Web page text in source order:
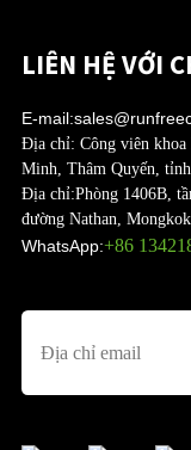
LIÊN HỆ VỚI
E-mail:
Địa chỉ: Công viên khoa
Minh, Thâm Quyến,
Địa chỉ:Phòng 1406B,
đường Nathan,
WhatsApp:+86